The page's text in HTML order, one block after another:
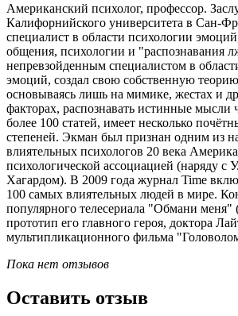
Американский психолог, профессор.
Калифорнийского университета в Сан-
специалист в области психологии
общения, психологии и "распознавания
непревзойденным специалистом в
эмоций, создал свою собственную
основываясь лишь на мимике, жестах и
факторах, распознавать истинные мысли
более 100 статей, имеет несколько
степеней. Экман был признан одним из
влиятельных психологов 20 века
психологической ассоциацией (наряду с
Хагардом). В 2009 года журнал Time
100 самых влиятельных людей в мире.
популярного телесериала "Обмани меня"
прототип его главного героя, доктора
мультипликационного фильма
Пока нет отзывов
Оставить отзыв